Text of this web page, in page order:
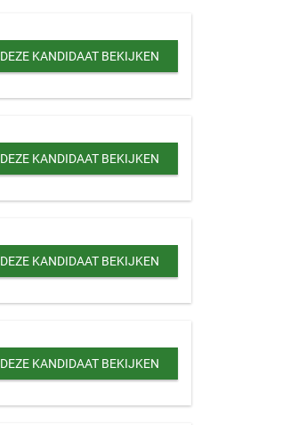
DEZE KANDIDAAT BEKIJKEN
DEZE KANDIDAAT BEKIJKEN
DEZE KANDIDAAT BEKIJKEN
DEZE KANDIDAAT BEKIJKEN